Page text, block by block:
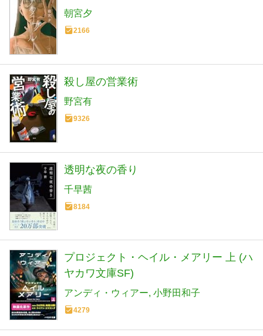
朝宮夕
2166
殺し屋の営業術
野宮有
9326
透明な夜の香り
千早茜
8184
プロジェクト・ヘイル・メアリー 上 (ハ
ヤカワ文庫SF)
アンディ・ウィアー 小野田和子
4279